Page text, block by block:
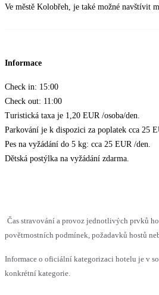
Ve městě Kolobřeh, je také možné navštívit
Informace
Check in: 15:00
Check out: 11:00
Turistická taxa je 1,20 EUR /osoba/den.
Parkování je k dispozici za poplatek cca 25
Pes na vyžádání do 5 kg: cca 25 EUR /den.
Dětská postýlka na vyžádání zdarma.
Čas stravování a provoz jednotlivých prvků
povětrnostních podmínek, požadavků hostů
Informace o oficiální kategorizaci hotelu je v
konkrétní kategorie.